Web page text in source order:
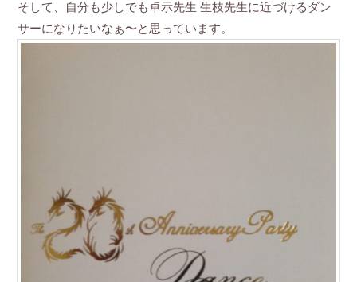
そして、自分も少しでも卓示先生 生枝先生に近づけるダン
サーになりたいなぁ〜と思っています。